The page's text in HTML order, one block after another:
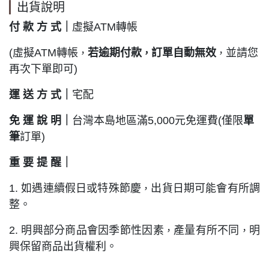
出貨說明
付 款 方 式｜ 虛擬ATM轉帳
(虛擬ATM轉帳 ， 若逾期付款 ， 訂單自動無效 ， 並請您
再次下單即可)
運 送 方 式｜ 宅配
免 運 說 明｜ 台灣本島地區滿5,000元免運費(僅限單
筆訂單)
重 要 提醒｜
1. 如遇連續假日或特殊節慶 ， 出貨日期可能會有所調
整。
2. 明興部分商品會因季節性因素 ， 產量有所不同 ， 明
興保留商品出貨權利。